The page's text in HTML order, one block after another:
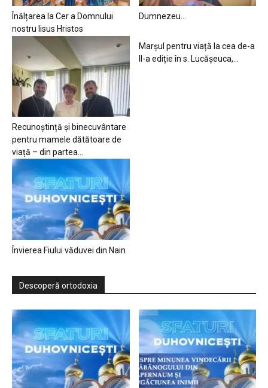
Înălțarea la Cer a Domnului
nostru Iisus Hristos
Dumnezeu…
Recunoștință și binecuvântare
pentru mamele dătătoare de
viață – din partea...
Marșul pentru viață la cea de-a
II-a ediție în s. Lucășeuca,...
Învierea Fiului văduvei din Nain
Descoperă ortodoxia